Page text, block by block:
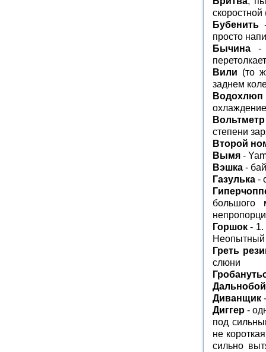
Бубенить
просто
Бычина -
Вили (то
заднем
Водохлюп
Вольтметр
степени
Второй
Вымя -
Вэшка -
Газулька -
большого
Горшок - 1.
Неопытный
Греть
слюни
Дальнобой
Диванщик
Диггер -
под
не
сильно